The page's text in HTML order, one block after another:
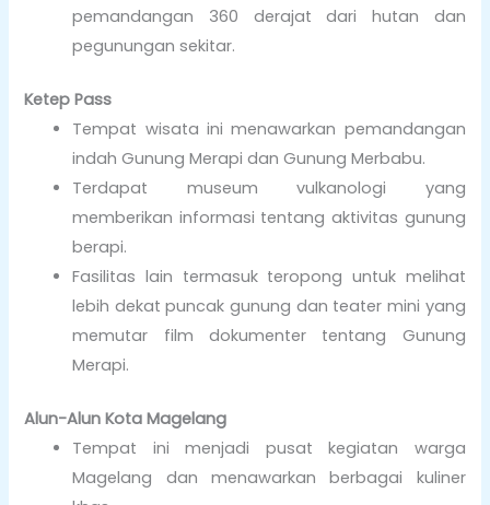
pemandangan 360 derajat dari hutan dan
pegunungan sekitar.
Ketep Pass
Tempat wisata ini menawarkan pemandangan
indah Gunung Merapi dan Gunung Merbabu.
Terdapat museum vulkanologi yang
memberikan informasi tentang aktivitas gunung
berapi.
Fasilitas lain termasuk teropong untuk melihat
lebih dekat puncak gunung dan teater mini yang
memutar film dokumenter tentang Gunung
Merapi.
Alun-Alun Kota Magelang
Tempat ini menjadi pusat kegiatan warga
Magelang dan menawarkan berbagai kuliner